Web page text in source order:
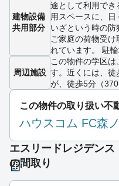
建物設備
共用部分
途として利用で
用スペースに、日
いざという時の
ご家庭の荷物受け
れています。 駐
周辺施設
この物件の学区
す。近くには、
が、徒歩5分（
この物件の取り扱い不
ハウスコム FC森
エスリードレジデン
の間取り